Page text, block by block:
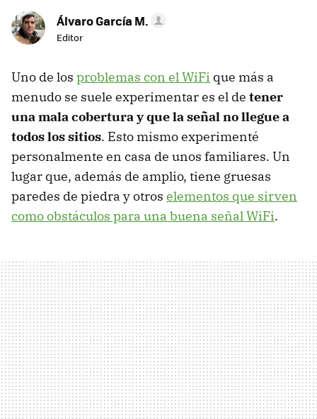
Álvaro García M.
Editor
Uno de los problemas con el WiFi que más a
menudo se suele experimentar es el de tener
una mala cobertura y que la señal no llegue a
todos los sitios. Esto mismo experimenté
personalmente en casa de unos familiares. Un
lugar que, además de amplio, tiene gruesas
paredes de piedra y otros elementos que sirven
como obstáculos para una buena señal WiFi.